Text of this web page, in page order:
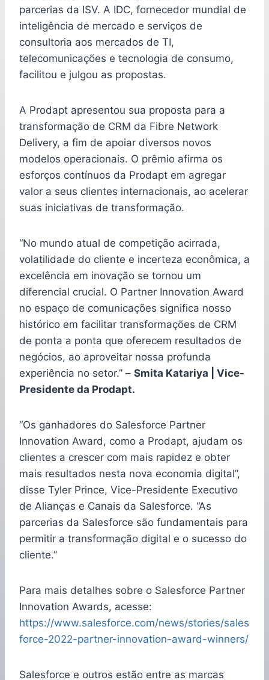
parcerias da ISV. A IDC, fornecedor mundial de
inteligência de mercado e serviços de
consultoria aos mercados de TI,
telecomunicações e tecnologia de consumo,
facilitou e julgou as propostas.
A Prodapt apresentou sua proposta para a
transformação de CRM da Fibre Network
Delivery, a fim de apoiar diversos novos
modelos operacionais. O prêmio afirma os
esforços contínuos da Prodapt em agregar
valor a seus clientes internacionais, ao acelerar
suas iniciativas de transformação.
“No mundo atual de competição acirrada,
volatilidade do cliente e incerteza econômica, a
excelência em inovação se tornou um
diferencial crucial. O Partner Innovation Award
no espaço de comunicações significa nosso
histórico em facilitar transformações de CRM
de ponta a ponta que oferecem resultados de
negócios, ao aproveitar nossa profunda
experiência no setor.” – Smita Katariya | Vice-
Presidente da Prodapt.
“Os ganhadores do Salesforce Partner
Innovation Award, como a Prodapt, ajudam os
clientes a crescer com mais rapidez e obter
mais resultados nesta nova economia digital”,
disse Tyler Prince, Vice-Presidente Executivo
de Alianças e Canais da Salesforce. “As
parcerias da Salesforce são fundamentais para
permitir a transformação digital e o sucesso do
cliente.”
Para mais detalhes sobre o Salesforce Partner
Innovation Awards, acesse:
https://www.salesforce.com/news/stories/sales
force-2022-partner-innovation-award-winners/
Salesforce e outros estão entre as marcas